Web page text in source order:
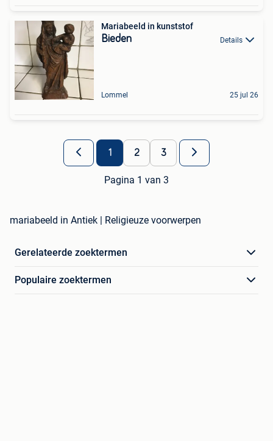
Mariabeeld in kunststof
Bieden Details
Lommel 25 jul 26
1 2 3
Pagina 1 van 3
mariabeeld in Antiek | Religieuze voorwerpen
Gerelateerde zoektermen
Populaire zoektermen